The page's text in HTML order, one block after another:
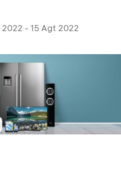
2022 - 15 Agt 2022